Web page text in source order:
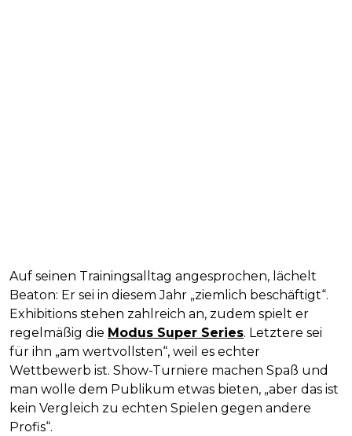
Auf seinen Trainingsalltag angesprochen, lächelt
Beaton: Er sei in diesem Jahr „ziemlich beschäftigt“.
Exhibitions stehen zahlreich an, zudem spielt er
regelmäßig die Modus Super Series. Letztere sei
für ihn „am wertvollsten“, weil es echter
Wettbewerb ist. Show-Turniere machen Spaß und
man wolle dem Publikum etwas bieten, „aber das ist
kein Vergleich zu echten Spielen gegen andere
Profis“.